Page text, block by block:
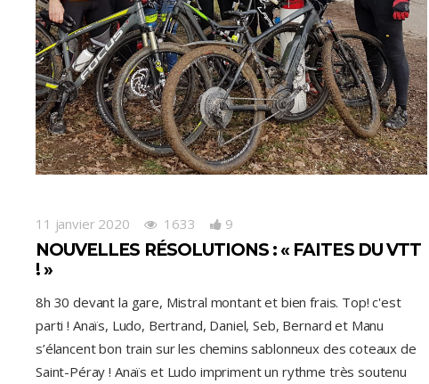
11 janvier 2020 1633 9
NOUVELLES RÉSOLUTIONS : « FAITES DU VTT
! »
8h 30 devant la gare, Mistral montant et bien frais. Top! c'est
parti ! Anaïs, Ludo, Bertrand, Daniel, Seb, Bernard et Manu
s’élancent bon train sur les chemins sablonneux des coteaux de
Saint-Péray ! Anaïs et Ludo impriment un rythme très soutenu